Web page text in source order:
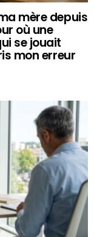
mère depuis
où une
se jouait
mon erreur